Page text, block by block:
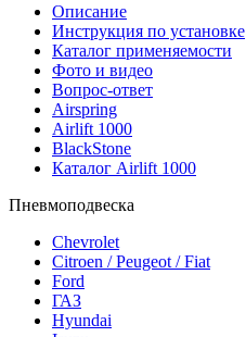
Описание
Инструкция по установке
Каталог применяемости
Фото и видео
Вопрос-ответ
Airspring
Airlift 1000
BlackStone
Каталог Airlift 1000
Пневмоподвеска
Chevrolet
Citroen / Peugeot / Fiat
Ford
ГАЗ
Hyundai